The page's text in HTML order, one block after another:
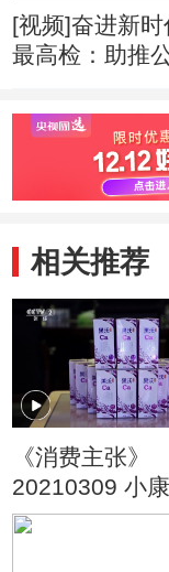
[视频]奋进新时
最高检：助推
相关推荐
《消费主张》
20210309 小
餐桌上的革命